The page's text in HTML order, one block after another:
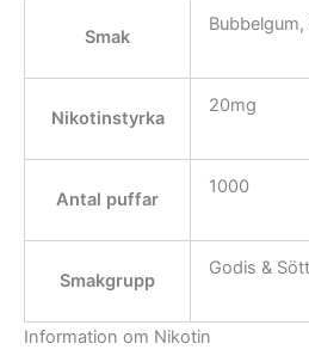
Smak
Nikotinstyrka
20mg
Antal puffar
1000
Smakgrupp
Godis &
Information om Nikotin